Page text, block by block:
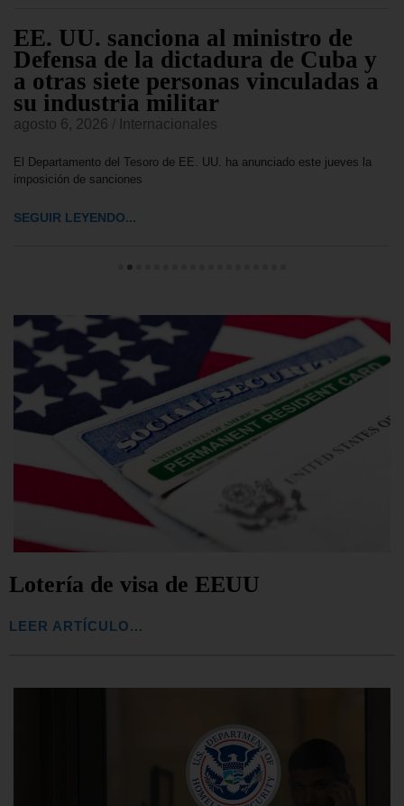
EE. UU. sanciona al ministro de
Defensa de la dictadura de Cuba y
a otras siete personas vinculadas a
su industria militar
agosto 6, 2026 Internacionales
El Departamento del Tesoro de EE. UU. ha anunciado este jueves la
imposición de sanciones
SEGUIR LEYENDO...
Lotería de visa de EEUU
LEER ARTÍCULO...